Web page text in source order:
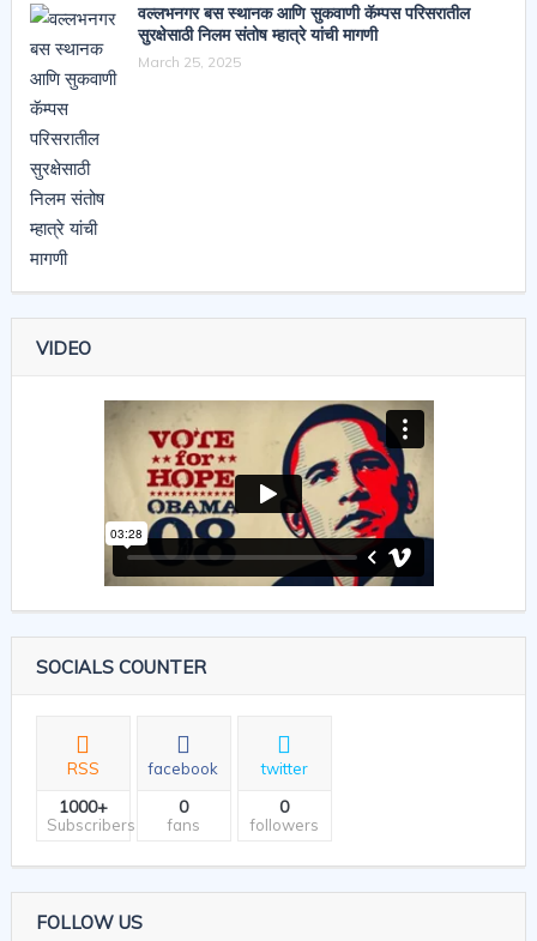
वल्लभनगर बस स्थानक आणि सुकवाणी कॅम्पस परिसरातील
सुरक्षेसाठी निलम संतोष म्हात्रे यांची मागणी
March 25, 2025
VIDEO
SOCIALS COUNTER
RSS
1000+
Subscribers
facebook
0
fans
twitter
0
followers
FOLLOW US